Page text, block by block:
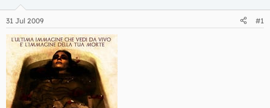
a
d
o
r
d
e
l
t
e
i
n
i
c
i
o
31 Jul 2009 #1